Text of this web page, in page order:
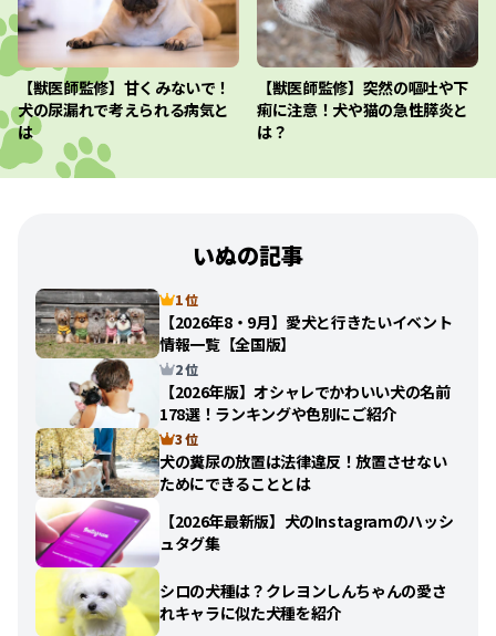
【獣医師監修】甘くみないで！
犬の尿漏れで考えられる病気と
は
【獣医師監修】突然の嘔吐や下
痢に注意！犬や猫の急性膵炎と
は？
いぬの記事
1 位
【2026年8・9月】愛犬と行きたいイベント
情報一覧【全国版】
2 位
【2026年版】オシャレでかわいい犬の名前
178選！ランキングや色別にご紹介
3 位
犬の糞尿の放置は法律違反！放置させない
ためにできることとは
【2026年最新版】犬のInstagramのハッシ
ュタグ集
シロの犬種は？クレヨンしんちゃんの愛さ
れキャラに似た犬種を紹介